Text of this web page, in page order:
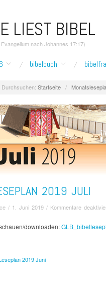
LIEST BIBEL
nach Johannes 17:17)
bibelbuch
Durchsuchen: Startseite /
2019 JULI
/ 1. Juni 2019 / Kommentare
downloaden:
2019 Juni